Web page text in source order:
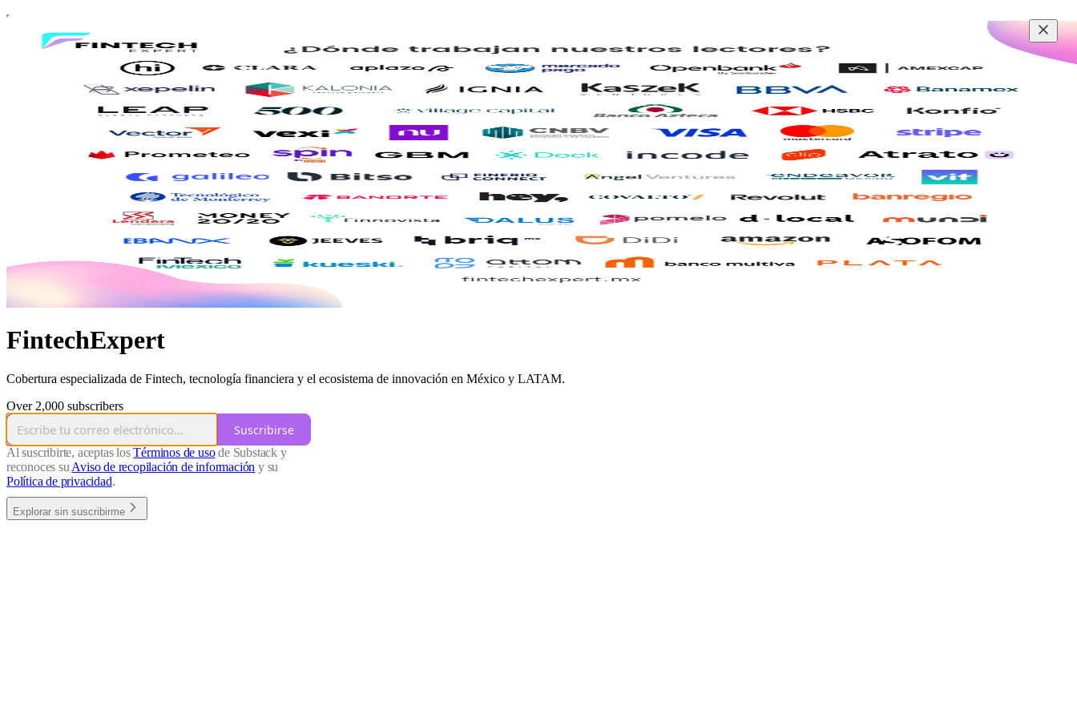
FintechExpert
Cobertura especializada de Fintech, tecnología financiera y el ecosistema de innovación en México y LATAM.
Over 2,000 subscribers
Suscribirse
Al suscribirte, aceptas losTérminos de usode Substack y
reconoces su Aviso de recopilación de información y su
Política de privacidad.
Explorar sin suscribirme